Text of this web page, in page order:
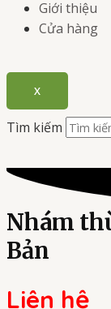
Giới thiệu
Cửa hàng
X
Tìm kiếm
Nhám
Bản
Liên hệ